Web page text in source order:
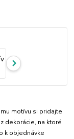
motívu si pridajte
dekorácie, na ktoré
k objednávke